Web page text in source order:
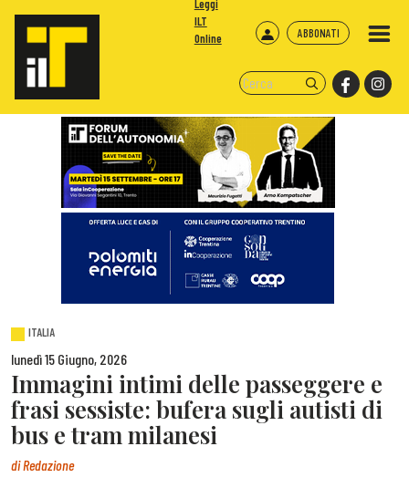
ABBONATI
Leggi
ILT
Online
ITALIA
lunedì 15 Giugno, 2026
Immagini intimi delle passeggere e
frasi sessiste: bufera sugli autisti di
bus e tram milanesi
diRedazione